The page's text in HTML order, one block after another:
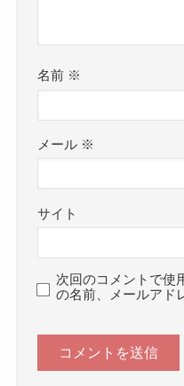
名前 ※
メール ※
サイト
次回のコメントで使
の名前、メールアド